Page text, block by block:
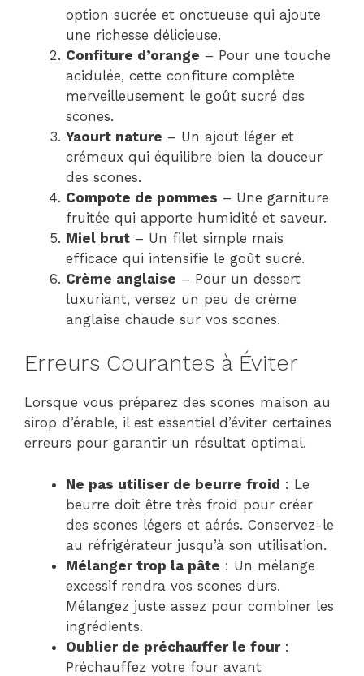
option sucrée et onctueuse qui ajoute
une richesse délicieuse.
Confiture d’orange – Pour une touche
acidulée, cette confiture complète
merveilleusement le goût sucré des
scones.
Yaourt nature – Un ajout léger et
crémeux qui équilibre bien la douceur
des scones.
Compote de pommes – Une garniture
fruitée qui apporte humidité et saveur.
Miel brut – Un filet simple mais
efficace qui intensifie le goût sucré.
Crème anglaise – Pour un dessert
luxuriant, versez un peu de crème
anglaise chaude sur vos scones.
Erreurs Courantes à Éviter
Lorsque vous préparez des scones maison au
sirop d’érable, il est essentiel d’éviter certaines
erreurs pour garantir un résultat optimal.
Ne pas utiliser de beurre froid : Le
beurre doit être très froid pour créer
des scones légers et aérés. Conservez-le
au réfrigérateur jusqu’à son utilisation.
Mélanger trop la pâte : Un mélange
excessif rendra vos scones durs.
Mélangez juste assez pour combiner les
ingrédients.
Oublier de préchauffer le four:
Préchauffez votre four avant